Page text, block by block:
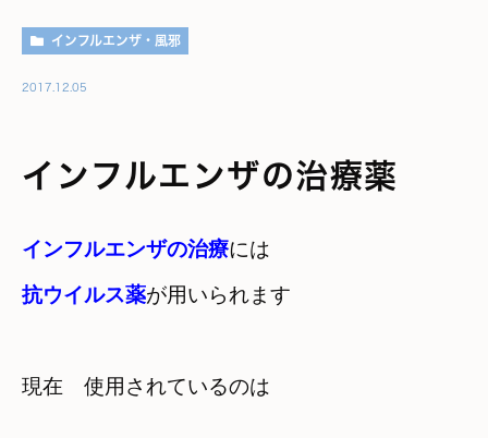
インフルエンザ・風邪
2017.12.05
インフルエンザの治療薬
インフルエンザの治療
抗ウイルス薬が用いられます
現在　使用されているのは